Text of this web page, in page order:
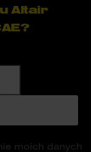
Altair
moich danych